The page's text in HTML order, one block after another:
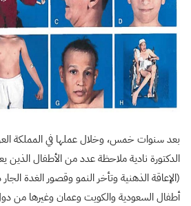
بعد سنوات خمس، وخلال عملها في المملكة
الدكتورة نادية ملاحظة عدد من الأطفال الذين
(الإعاقة الذهنية وتأخر النمو وقصور الغدة
أطفال السعودية والكويت وعمان وغيرها من